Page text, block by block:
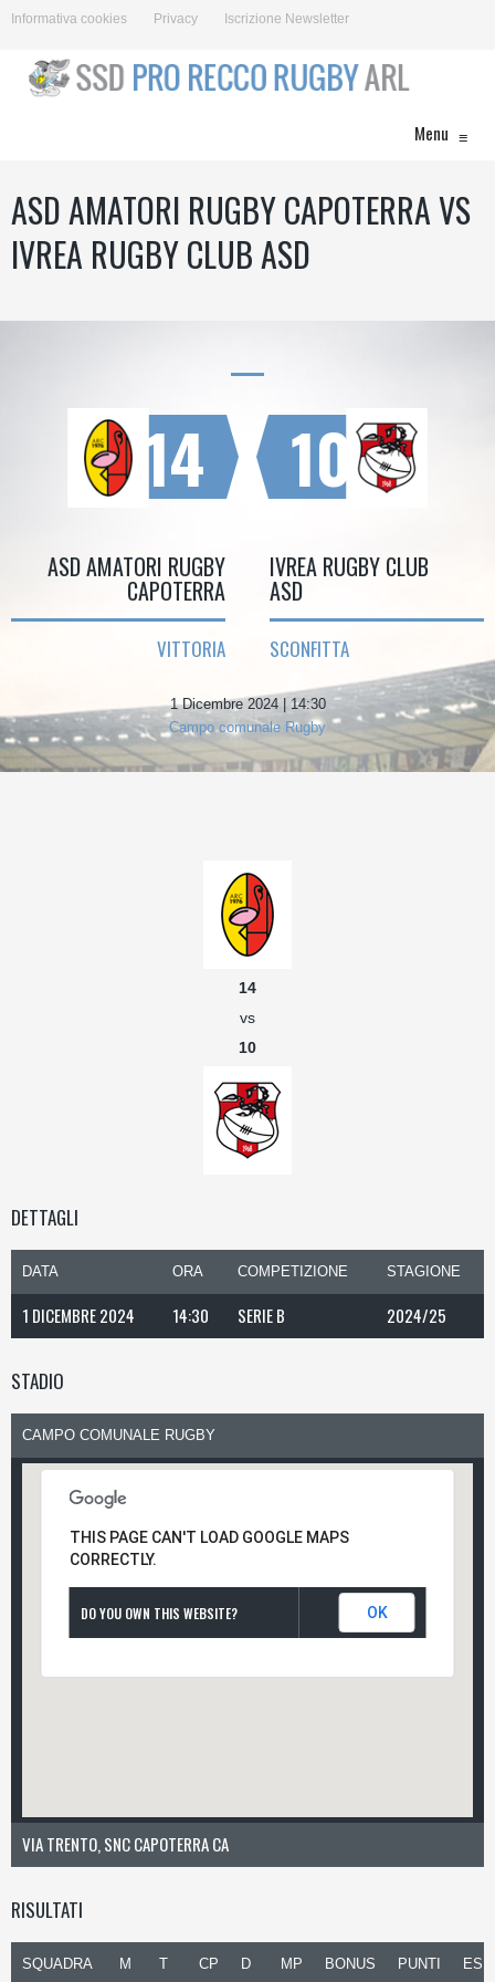
Informativa cookies Privacy Iscrizione Newsletter
Menu ≡
ASD AMATORI RUGBY CAPOTERRA VS
IVREA RUGBY CLUB ASD
14
ASD AMATORI RUGBY
CAPOTERRA
VITTORIA
10
IVREA RUGBY CLUB
ASD
SCONFITTA
1 Dicembre 2024 | 14:30
Campo comunale Rugby
14
vs
10
DETTAGLI
DATA ORA COMPETIZIONE STAGIONE
1 DICEMBRE 2024 14:30 SERIE B 2024/25
STADIO
CAMPO COMUNALE RUGBY
THIS PAGE CAN'T LOAD GOOGLE MAPS
CORRECTLY.
DO YOU OWN THIS WEBSITE? OK
VIA TRENTO, SNC CAPOTERRA CA
RISULTATI
SQUADRA M T CP D MP BONUS PUNTI